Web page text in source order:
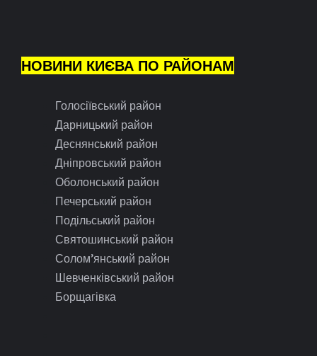
НОВИНИ КИЄВА ПО РАЙОНАМ
Голосіївський район
Дарницький район
Деснянський район
Дніпровський район
Оболонський район
Печерський район
Подільський район
Святошинський район
Солом’янський район
Шевченківський район
Борщагівка